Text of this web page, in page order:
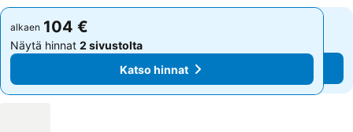
alkaen 104 €
Näytä hinnat 2 sivustolta
Katso hinnat
alkaen 104 €
Näytä hinnat 2 sivustolta
Katso hinnat